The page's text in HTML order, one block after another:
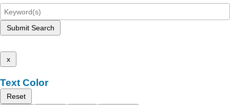
Submit Search
x
Text Color
Reset